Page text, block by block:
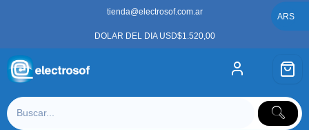
tienda@electrosof.com.ar
DOLAR DEL DIA USD$1.520,00
ARS